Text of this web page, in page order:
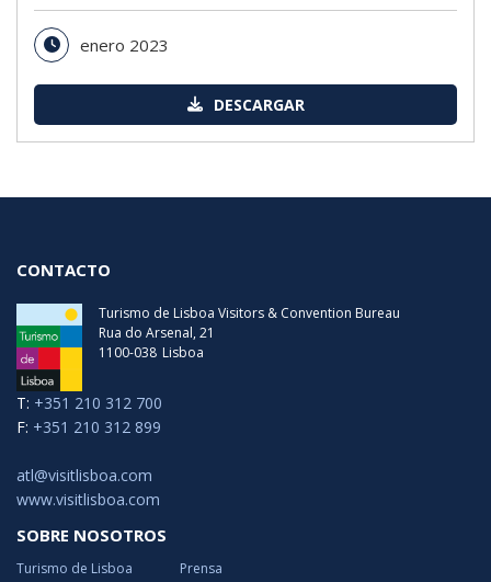
enero 2023
DESCARGAR
CONTACTO
Turismo de Lisboa Visitors & Convention Bureau
Rua do Arsenal, 21
1100-038 Lisboa
T: +351 210 312 700
F: +351 210 312 899
atl@visitlisboa.com
www.visitlisboa.com
SOBRE NOSOTROS
Turismo de Lisboa
Prensa